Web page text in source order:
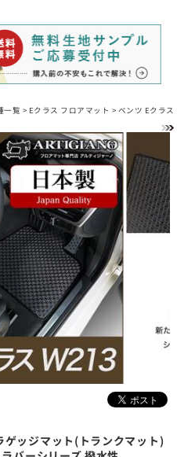
一覧 > Eクラス フロアマット > ベンツ Eクラ
ッジマット(トランクマット)